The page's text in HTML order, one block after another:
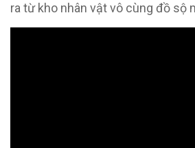
ra từ kho nhân vật vô cùng đồ sộ